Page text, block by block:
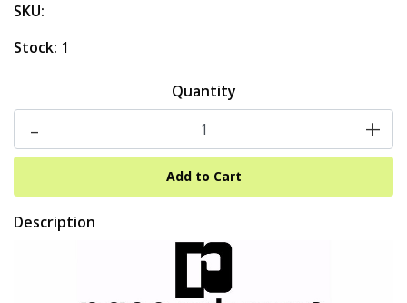
SKU:
Stock: 1
Quantity
- +
Description